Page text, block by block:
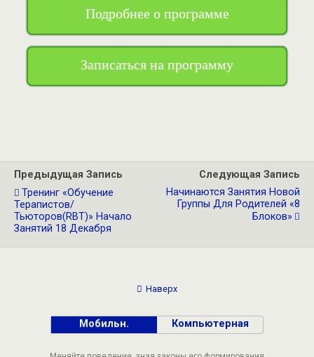
Подробнее о программе
Записаться на программу
Предыдущая Запись
Тренинг «Обучение
Терапистов/
Тьюторов(RBT)» Начало
Занятий 18 Декабря
Следующая Запись
Начинаются Занятия Новой
Группы Для Родителей «8
Блоков»
Наверх
Мобильн. Компьютерная